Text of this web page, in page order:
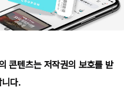
콘텐츠는 저작권의 보호를 받
다.